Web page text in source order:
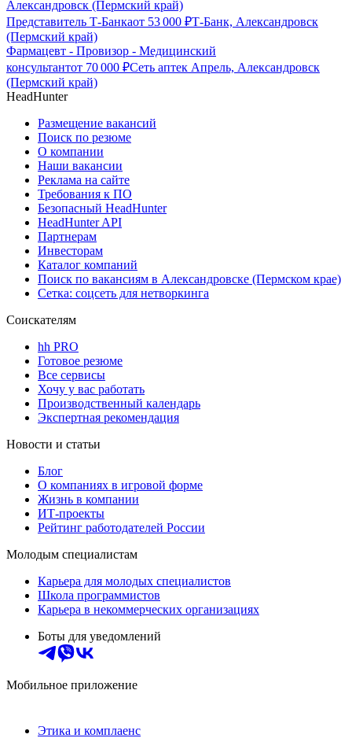
Александровск (Пермский край)
Представитель Т-Банкаот 53 000 ₽Т-Банк, Александровск
(Пермский край)
Фармацевт - Провизор - Медицинский
консультантот 70 000 ₽Сеть аптек Апрель, Александровск
(Пермский край)
HeadHunter
Размещение вакансий
Поиск по резюме
О компании
Наши вакансии
Реклама на сайте
Требования к ПО
Безопасный HeadHunter
HeadHunter API
Партнерам
Инвесторам
Каталог компаний
Поиск по вакансиям в Александровске (Пермском крае)
Сетка: соцсеть для нетворкинга
Соискателям
hh PRO
Готовое резюме
Все сервисы
Хочу у вас работать
Производственный календарь
Экспертная рекомендация
Новости и статьи
Блог
О компаниях в игровой форме
Жизнь в компании
ИТ-проекты
Рейтинг работодателей России
Молодым специалистам
Карьера для молодых специалистов
Школа программистов
Карьера в некоммерческих организациях
Боты для уведомлений
Мобильное приложение
Этика и комплаенс